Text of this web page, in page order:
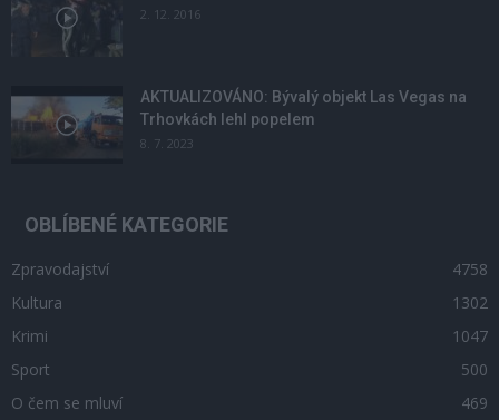
2. 12. 2016
AKTUALIZOVÁNO: Bývalý objekt Las Vegas na
Trhovkách lehl popelem
8. 7. 2023
OBLÍBENÉ KATEGORIE
Zpravodajství
4758
Kultura
1302
Krimi
1047
Sport
500
O čem se mluví
469